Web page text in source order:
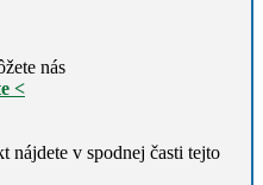
nás
<
nájdete v spodnej časti tejto